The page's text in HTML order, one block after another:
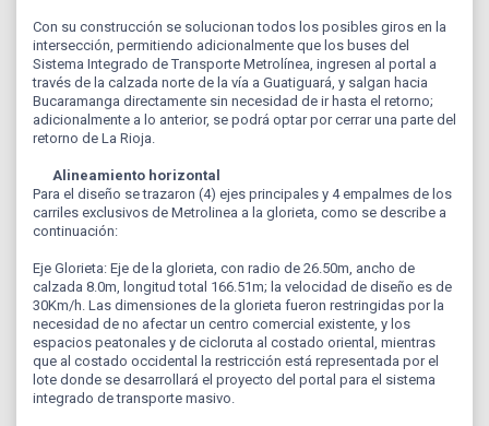
Con su construcción se solucionan todos los posibles giros en la
intersección, permitiendo adicionalmente que los buses del
Sistema Integrado de Transporte Metrolínea, ingresen al portal a
través de la calzada norte de la vía a Guatiguará, y salgan hacia
Bucaramanga directamente sin necesidad de ir hasta el retorno;
adicionalmente a lo anterior, se podrá optar por cerrar una parte del
retorno de La Rioja.
Alineamiento horizontal
Para el diseño se trazaron (4) ejes principales y 4 empalmes de los
carriles exclusivos de Metrolinea a la glorieta, como se describe a
continuación:
Eje Glorieta: Eje de la glorieta, con radio de 26.50m, ancho de
calzada 8.0m, longitud total 166.51m; la velocidad de diseño es de
30Km/h. Las dimensiones de la glorieta fueron restringidas por la
necesidad de no afectar un centro comercial existente, y los
espacios peatonales y de cicloruta al costado oriental, mientras
que al costado occidental la restricción está representada por el
lote donde se desarrollará el proyecto del portal para el sistema
integrado de transporte masivo.